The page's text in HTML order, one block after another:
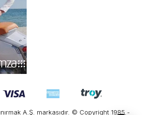
A.Ş. markasıdır. © Copyright 1985 -